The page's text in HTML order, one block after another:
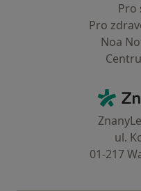
Pro
Pro
Noa
ul.
01-217